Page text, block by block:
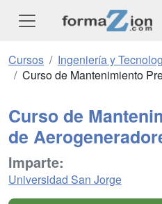
Cursos
Ingeniería y
Curso de Mantenimiento
Curso de
de
Imparte:
Universidad San Jorge